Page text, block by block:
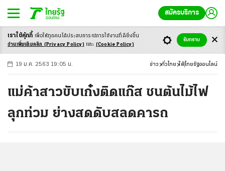
สมัครบริการ
-ก ก ก+
19 ม.ค. 2563 19:05 น. ข่าว ทั่วไทย ใต้ ไทยรัฐออนไลน์
แม่ค้าสาวขับเก๋งติดแก๊ส ชนต้นไม้ไฟ
ลุกท่วม ย่างสดดับสลดคารถ
เราใช้คุ้กกี้ เพื่อให้ทุกคนได้ประสบการณ์การใช้งานที่ดียิ่งขึ้น
อ่านเพิ่มเติมคลิก (Privacy Policy) และ (Cookie Policy)
รับทราบ